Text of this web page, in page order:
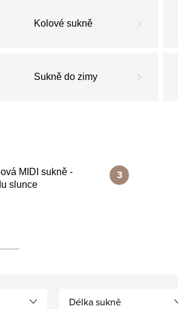
Kolové sukně
Sukně do zimy
MIDI sukně -
slunce
Délka sukně